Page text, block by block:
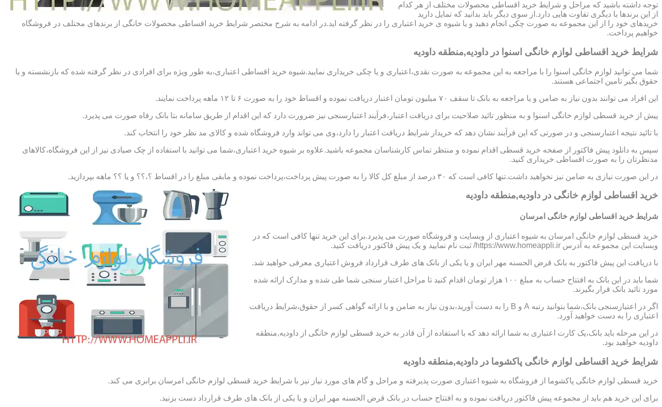
توجه داشته باشید که مراحل و شرایط خرید اقساطی محصولات مختلف از هر کدام
از این برندها با دیگری تفاوت هایی دارد.از سوی دیگر باید بدانید که تمایل دارید
خریدهای خود را از این مجموعه به صورت چکی انجام دهید و یا شیوه ی خرید اعتباری را در نظر گرفته اید.در ادامه به شرح مختصر شرایط خرید اقساطی محصولات خانگی از برندهای مختلف در فروشگاه
خواهیم پرداخت.
شرایط خرید اقساطی لوازم خانگی اسنوا در داودیه,منطقه داودیه
شما می توانید لوازم خانگی اسنوا را با مراجعه به این مجموعه به صورت نقدی،اعتباری و یا چکی خریداری نمایید.شیوه خرید اقساطی اعتباری،به طور ویژه برای افرادی در نظر گرفته شده که بازنشسته و یا
حقوق بگیر تامین اجتماعی هستند.
این افراد می توانند بدون نیاز به ضامن و یا مراجعه به بانک تا سقف ۷۰ میلیون تومان اعتبار دریافت نموده و اقساط خود را به صورت ۶ تا ۱۲ ماهه پرداخت نمایند.
پیش از خرید قسطی لوازم خانگی اسنوا و به منظور تائید صلاحیت برای دریافت اعتبار،فرآیند اعتبارسنجی نیز ضرورت دارد که این اقدام از طریق سامانه بتا بانک رفاه صورت می پذیرد.
با تائید نتیجه اعتبارسنجی و در صورتی که این فرآیند نشان دهد که خریدار شرایط دریافت اعتبار را دارد،وی می تواند وارد فروشگاه شده و کالای مد نظر خود را انتخاب کند.
سپس به دانلود پیش فاکتور از صفحه خرید قسطی اقدام نموده و منتظر تماس کارشناسان مجموعه باشید.علاوه بر شیوه خرید اعتباری،شما می توانید با استفاده از چک صیادی نیز از این فروشگاه،کالاهای
مدنظرتان را به صورت اقساطی خریداری کنید.
در این صورت نیازی به ضامن نیز نخواهید داشت.تنها کافی است که ۳۰ درصد از مبلغ کل کالا را به صورت پیش پرداخت،پرداخت نموده و مابقی مبلغ را در اقساط ؟،؟؟ و یا ؟؟ ماهه بپردازید.
خرید اقساطی لوازم خانگی در داودیه,منطقه داودیه
شرایط خرید اقساطی لوازم خانگی امرسان
خرید قسطی لوازم خانگی امرسان به شیوه اعتباری از وبسایت و فروشگاه صورت می پذیرد.برای این خرید تنها کافی است که در
وبسایت این مجموعه به آدرس https://www.homeappli.ir/ ثبت نام نمایید و یک پیش فاکتور دریافت کنید.
با دریافت این پیش فاکتور به بانک قرض الحسنه مهر ایران و یا یکی از بانک های طرف قرارداد فروش اعتباری معرفی خواهید شد.
شما باید در این بانک به افتتاح حساب به مبلغ ۱۰۰ هزار تومان اقدام کنید تا مراحل اعتبار سنجی شما طی شده و مدارک ارائه شده
مورد تائید بانک قرار بگیرند.
اگر در اعتبارسنجی بانک،شما بتوانید رتبه A و B را به دست آورید،بدون نیاز به ضامن و با ارائه گواهی کسر از حقوق،شرایط دریافت
اعتباری را به دست خواهید آورد.
در این مرحله باید بانک،یک کارت اعتباری به شما ارائه دهد که با استفاده از آن قادر به خرید قسطی لوازم خانگی از داودیه,منطقه
داودیه خواهید بود.
شرایط خرید اقساطی لوازم خانگی پاکشوما در داودیه,منطقه داودیه
خرید قسطی لوازم خانگی پاکشوما از فروشگاه به شیوه اعتباری صورت پذیرفته و مراحل و گام های مورد نیاز نیز با شرایط خرید قسطی لوازم خانگی امرسان برابری می کند.
برای این خرید هم باید از مجموعه پیش فاکتور دریافت نموده و به افتتاح حساب در بانک قرض الحسنه مهر ایران و یا یکی از بانک های طرف قرارداد دست بزنید.